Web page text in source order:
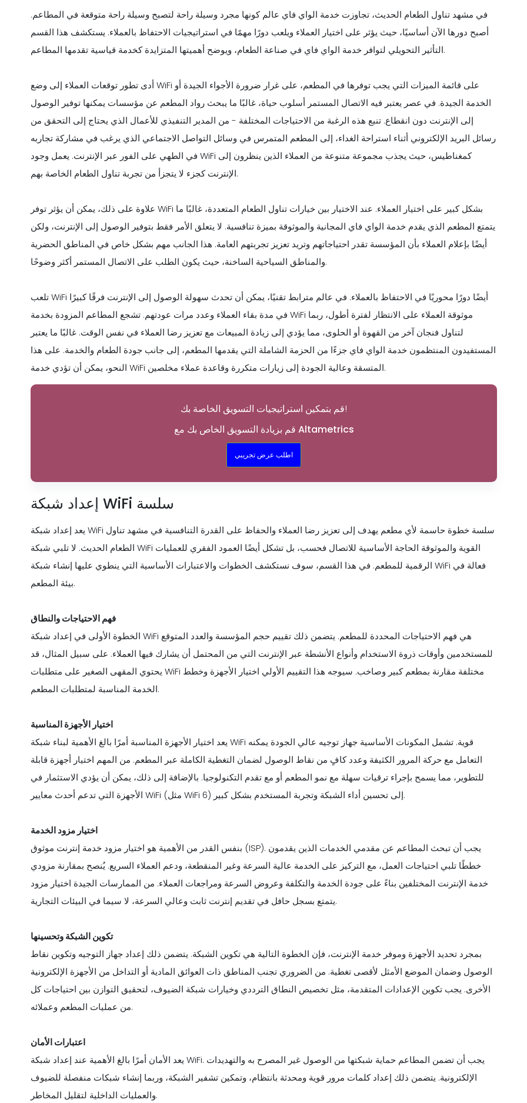
في مشهد تناول الطعام الحديث، تجاوزت خدمة الواي فاي عالم كونها مجرد وسيلة راحة لتصبح وسيلة راحة متوقعة في المطاعم.
أصبح دورها الآن أساسيًا، حيث يؤثر على اختيار العملاء ويلعب دورًا مهمًا في استراتيجيات الاحتفاظ بالعملاء. يستكشف هذا القسم
التأثير التحويلي لتوافر خدمة الواي فاي في صناعة الطعام، ويوضح أهميتها المتزايدة كخدمة قياسية تقدمها المطاعم.
أدى تطور توقعات العملاء إلى وضع WiFi على قائمة الميزات التي يجب توفرها في المطعم، على غرار ضرورة الأجواء الجيدة أو
الخدمة الجيدة. في عصر يعتبر فيه الاتصال المستمر أسلوب حياة، غالبًا ما يبحث رواد المطعم عن مؤسسات يمكنها توفير الوصول
إلى الإنترنت دون انقطاع. تنبع هذه الرغبة من الاحتياجات المختلفة - من المدير التنفيذي للأعمال الذي يحتاج إلى التحقق من
رسائل البريد الإلكتروني أثناء استراحة الغداء، إلى المطعم المتمرس في وسائل التواصل الاجتماعي الذي يرغب في مشاركة تجاربه
في الطهي على الفور عبر الإنترنت. يعمل وجود WiFi كمغناطيس، حيث يجذب مجموعة متنوعة من العملاء الذين ينظرون إلى
الإنترنت كجزء لا يتجزأ من تجربة تناول الطعام الخاصة بهم.
علاوة على ذلك، يمكن أن يؤثر توفر WiFi بشكل كبير على اختيار العملاء. عند الاختيار بين خيارات تناول الطعام المتعددة، غالبًا ما
يتمتع المطعم الذي يقدم خدمة الواي فاي المجانية والموثوقة بميزة تنافسية. لا يتعلق الأمر فقط بتوفير الوصول إلى الإنترنت، ولكن
أيضًا بإعلام العملاء بأن المؤسسة تقدر احتياجاتهم وتريد تعزيز تجربتهم العامة. هذا الجانب مهم بشكل خاص في المناطق الحضرية
والمناطق السياحية الساخنة، حيث يكون الطلب على الاتصال المستمر أكثر وضوحًا.
تلعب WiFi أيضًا دورًا محوريًا في الاحتفاظ بالعملاء. في عالم مترابط تقنيًا، يمكن أن تحدث سهولة الوصول إلى الإنترنت فرقًا كبيرًا
في مدة بقاء العملاء وعدد مرات عودتهم. تشجع المطاعم المزودة بخدمة WiFi موثوقة العملاء على الانتظار لفترة أطول، ربما
لتناول فنجان آخر من القهوة أو الحلوى، مما يؤدي إلى زيادة المبيعات مع تعزيز رضا العملاء في نفس الوقت. غالبًا ما يعتبر
المستفيدون المنتظمون خدمة الواي فاي جزءًا من الحزمة الشاملة التي يقدمها المطعم، إلى جانب جودة الطعام والخدمة. على هذا
النحو، يمكن أن تؤدي خدمة WiFi المتسقة وعالية الجودة إلى زيارات متكررة وقاعدة عملاء مخلصين.
قم بتمكين استراتيجيات التسويق الخاصة بك!
قم بزيادة التسويق الخاص بك مع Altametrics
اطلب عرض تجريبي
إعداد شبكة WiFi سلسة
يعد إعداد شبكة WiFi سلسة خطوة حاسمة لأي مطعم يهدف إلى تعزيز رضا العملاء والحفاظ على القدرة التنافسية في مشهد تناول
الطعام الحديث. لا تلبي شبكة WiFi القوية والموثوقة الحاجة الأساسية للاتصال فحسب، بل تشكل أيضًا العمود الفقري للعمليات
الرقمية للمطعم. في هذا القسم، سوف نستكشف الخطوات والاعتبارات الأساسية التي ينطوي عليها إنشاء شبكة WiFi فعالة في
بيئة المطعم.
فهم الاحتياجات والنطاق
الخطوة الأولى في إعداد شبكة WiFi هي فهم الاحتياجات المحددة للمطعم. يتضمن ذلك تقييم حجم المؤسسة والعدد المتوقع
للمستخدمين وأوقات ذروة الاستخدام وأنواع الأنشطة عبر الإنترنت التي من المحتمل أن يشارك فيها العملاء. على سبيل المثال، قد
يحتوي المقهى الصغير على متطلبات WiFi مختلفة مقارنة بمطعم كبير وصاخب. سيوجه هذا التقييم الأولي اختيار الأجهزة وخطط
الخدمة المناسبة لمتطلبات المطعم.
اختيار الأجهزة المناسبة
يعد اختيار الأجهزة المناسبة أمرًا بالغ الأهمية لبناء شبكة WiFi قوية. تشمل المكونات الأساسية جهاز توجيه عالي الجودة يمكنه
التعامل مع حركة المرور الكثيفة وعدد كافٍ من نقاط الوصول لضمان التغطية الكاملة عبر المطعم. من المهم اختيار أجهزة قابلة
للتطوير، مما يسمح بإجراء ترقيات سهلة مع نمو المطعم أو مع تقدم التكنولوجيا. بالإضافة إلى ذلك، يمكن أن يؤدي الاستثمار في
الأجهزة التي تدعم أحدث معايير WiFi (مثل WiFi 6) إلى تحسين أداء الشبكة وتجربة المستخدم بشكل كبير.
اختيار مزود الخدمة
بنفس القدر من الأهمية هو اختيار مزود خدمة إنترنت موثوق (ISP). يجب أن تبحث المطاعم عن مقدمي الخدمات الذين يقدمون
خططًا تلبي احتياجات العمل، مع التركيز على الخدمة عالية السرعة وغير المنقطعة، ودعم العملاء السريع. يُنصح بمقارنة مزودي
خدمة الإنترنت المختلفين بناءً على جودة الخدمة والتكلفة وعروض السرعة ومراجعات العملاء. من الممارسات الجيدة اختيار مزود
يتمتع بسجل حافل في تقديم إنترنت ثابت وعالي السرعة، لا سيما في البيئات التجارية.
تكوين الشبكة وتحسينها
بمجرد تحديد الأجهزة وموفر خدمة الإنترنت، فإن الخطوة التالية هي تكوين الشبكة. يتضمن ذلك إعداد جهاز التوجيه وتكوين نقاط
الوصول وضمان الموضع الأمثل لأقصى تغطية. من الضروري تجنب المناطق ذات العوائق المادية أو التداخل من الأجهزة الإلكترونية
الأخرى. يجب تكوين الإعدادات المتقدمة، مثل تخصيص النطاق الترددي وخيارات شبكة الضيوف، لتحقيق التوازن بين احتياجات كل
من عمليات المطعم وعملائه.
اعتبارات الأمان
يعد الأمان أمرًا بالغ الأهمية عند إعداد شبكة WiFi. يجب أن تضمن المطاعم حماية شبكتها من الوصول غير المصرح به والتهديدات
الإلكترونية. يتضمن ذلك إعداد كلمات مرور قوية ومحدثة بانتظام، وتمكين تشفير الشبكة، وربما إنشاء شبكات منفصلة للضيوف
والعمليات الداخلية لتقليل المخاطر.